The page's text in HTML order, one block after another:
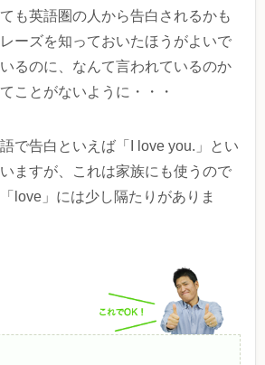
も英語圏の人から告白されるかも
ーズを知っておいたほうがよいで
るのに、なんて言われているのか
ことがないように・・・
で告白といえば「I love you.」とい
ますが、これは家族にも使うので
love」には少し隔たりがありま